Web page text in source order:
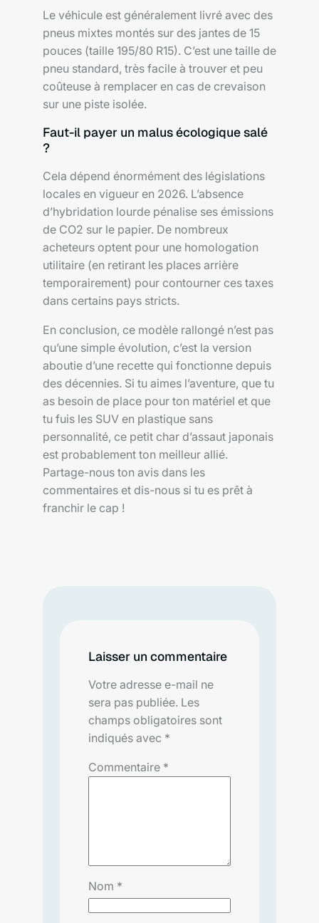
Le véhicule est généralement livré avec des
pneus mixtes montés sur des jantes de 15
pouces (taille 195/80 R15). C’est une taille de
pneu standard, très facile à trouver et peu
coûteuse à remplacer en cas de crevaison
sur une piste isolée.
Faut-il payer un malus écologique salé
?
Cela dépend énormément des législations
locales en vigueur en 2026. L’absence
d’hybridation lourde pénalise ses émissions
de CO2 sur le papier. De nombreux
acheteurs optent pour une homologation
utilitaire (en retirant les places arrière
temporairement) pour contourner ces taxes
dans certains pays stricts.
En conclusion, ce modèle rallongé n’est pas
qu’une simple évolution, c’est la version
aboutie d’une recette qui fonctionne depuis
des décennies. Si tu aimes l’aventure, que tu
as besoin de place pour ton matériel et que
tu fuis les SUV en plastique sans
personnalité, ce petit char d’assaut japonais
est probablement ton meilleur allié.
Partage-nous ton avis dans les
commentaires et dis-nous si tu es prêt à
franchir le cap !
Laisser un commentaire
Votre adresse e-mail ne
sera pas publiée. Les
champs obligatoires sont
indiqués avec *
Commentaire *
Nom *